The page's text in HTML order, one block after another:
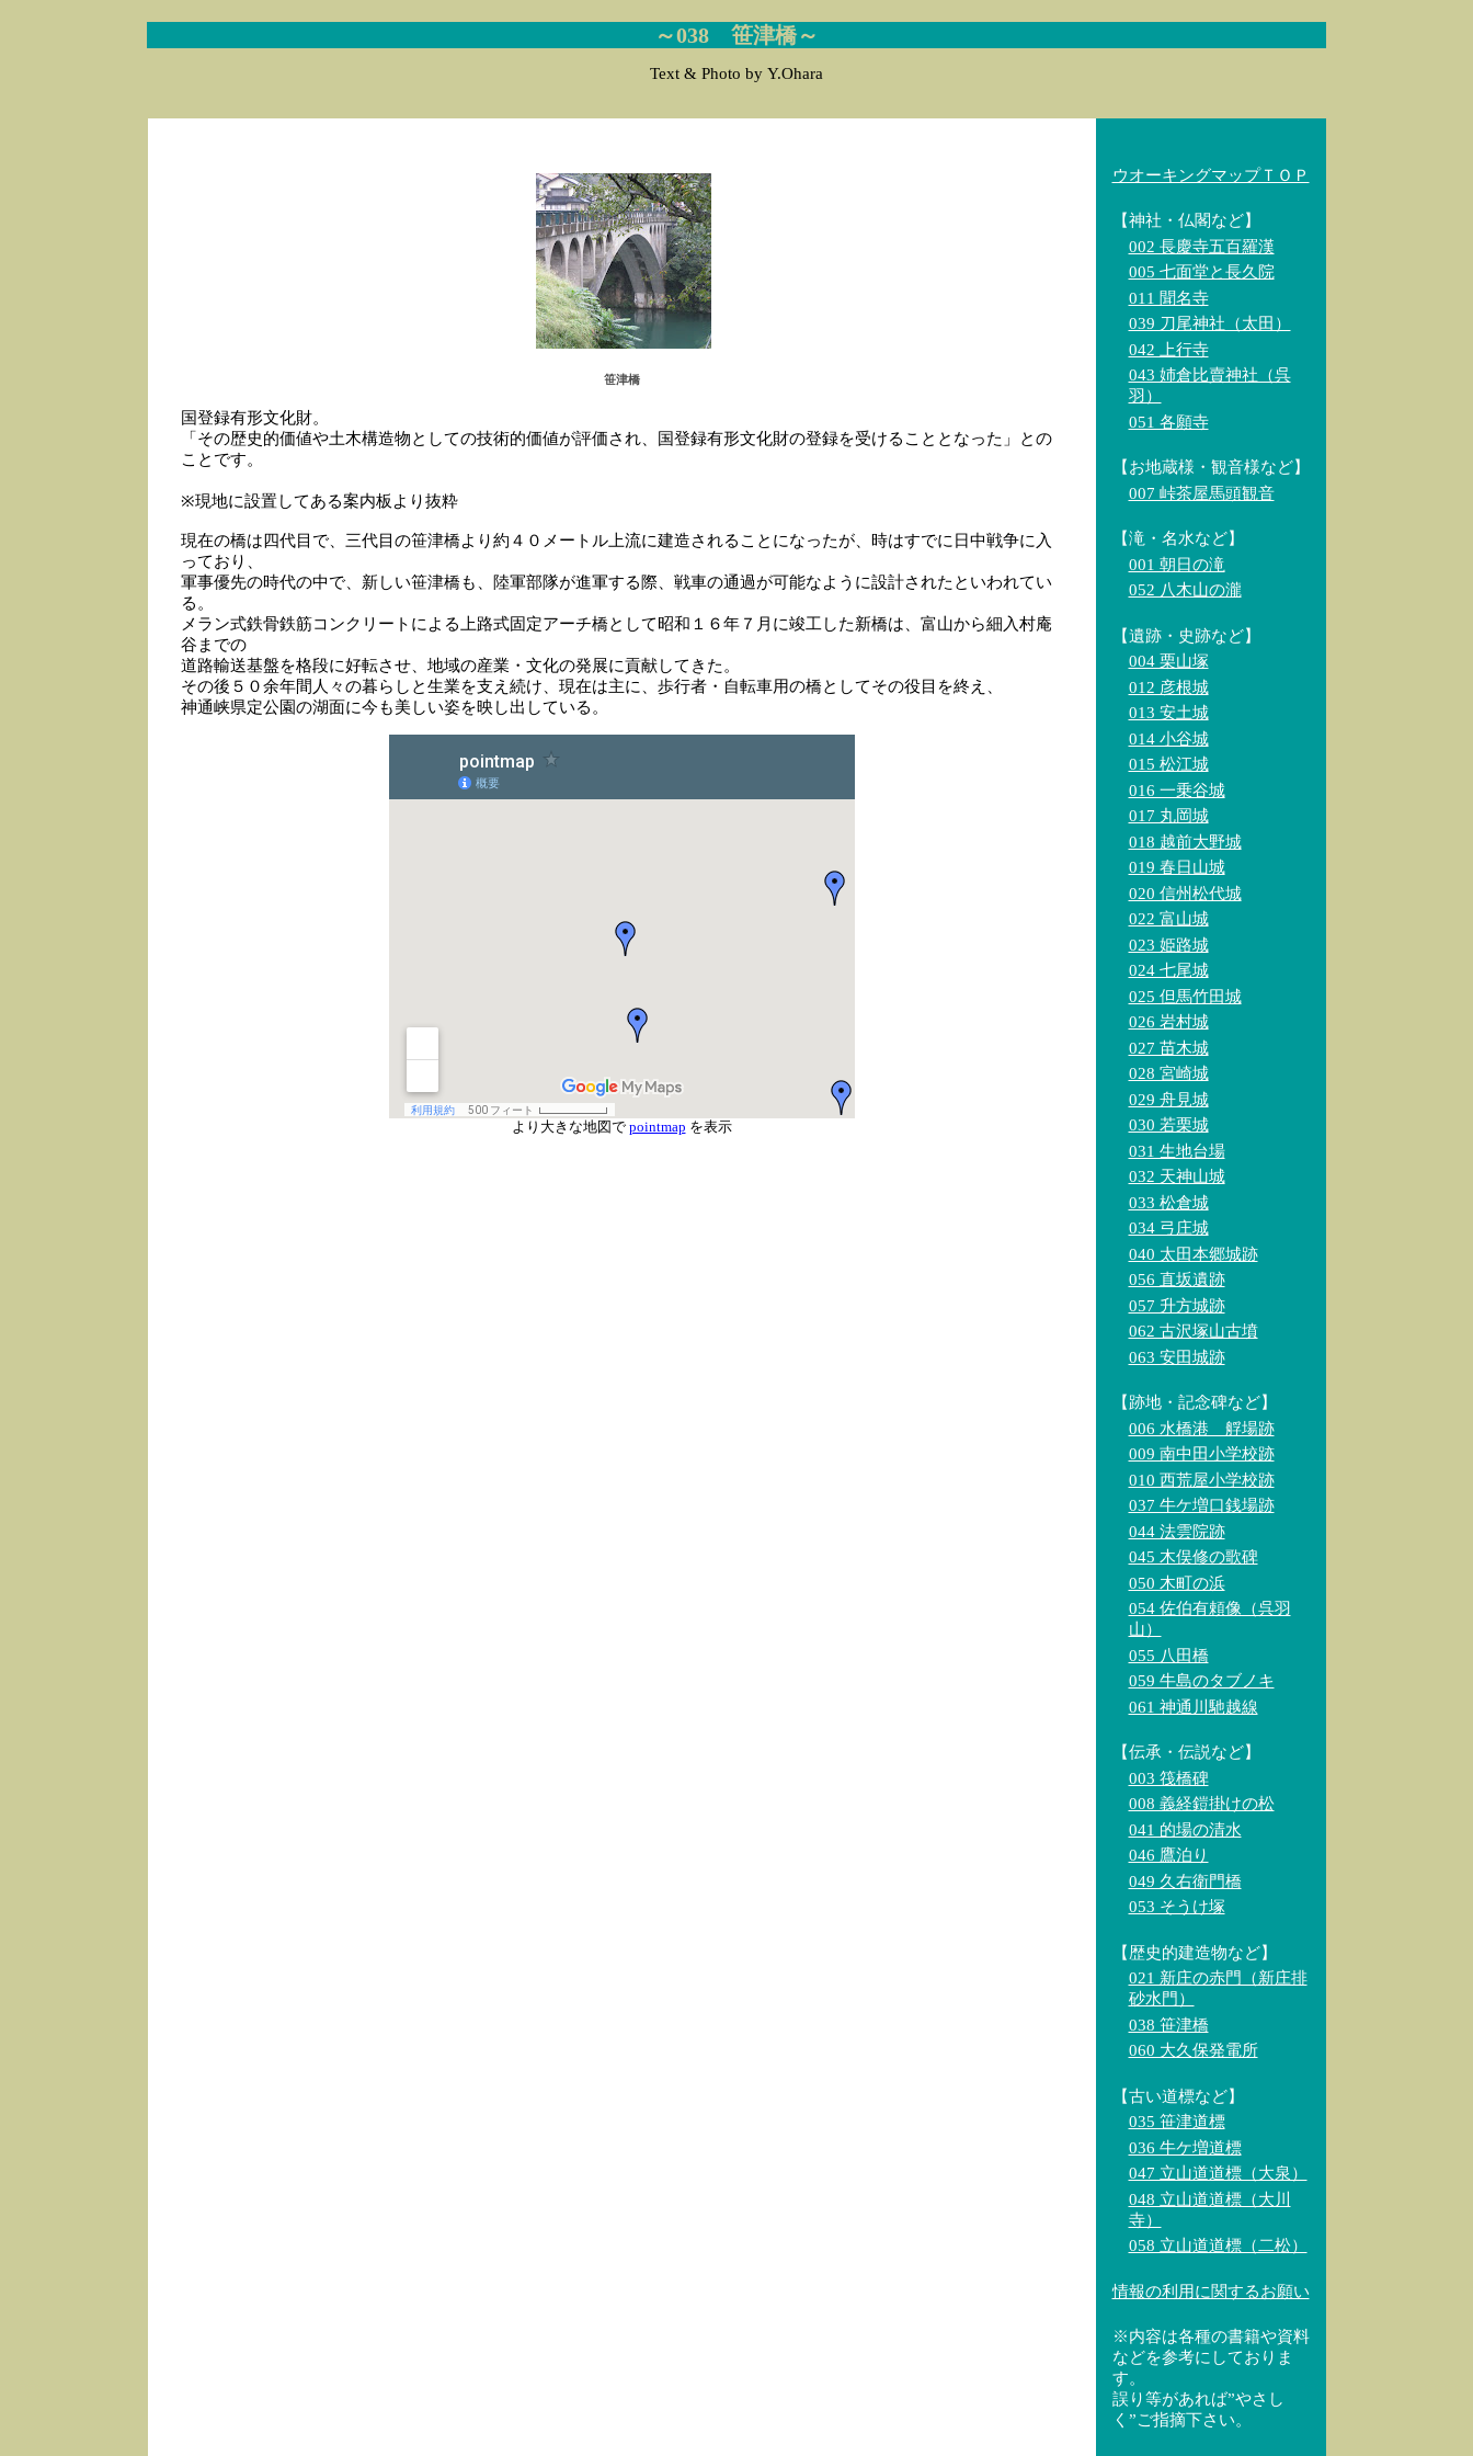
～038 笹津橋～
Text & Photo by Y.Ohara
笹津橋
国登録有形文化財。
「その歴史的価値や土木構造物としての技術的価値が評価され、国登録有形文化財の登録を受けることとなった」との
ことです。
※現地に設置してある案内板より抜粋
現在の橋は四代目で、三代目の笹津橋より約４０メートル上流に建造されることになったが、時はすでに日中戦争に入
っており、
軍事優先の時代の中で、新しい笹津橋も、陸軍部隊が進軍する際、戦車の通過が可能なように設計されたといわれてい
る。
メラン式鉄骨鉄筋コンクリートによる上路式固定アーチ橋として昭和１６年７月に竣工した新橋は、富山から細入村庵
谷までの
道路輸送基盤を格段に好転させ、地域の産業・文化の発展に貢献してきた。
その後５０余年間人々の暮らしと生業を支え続け、現在は主に、歩行者・自転車用の橋としてその役目を終え、
神通峡県定公園の湖面に今も美しい姿を映し出している。
より大きな地図で pointmap を表示
ウオーキングマップＴＯＰ
【神社・仏閣など】
002 長慶寺五百羅漢
005 七面堂と長久院
011 聞名寺
039 刀尾神社（太田）
042 上行寺
043 姉倉比賣神社（呉
羽）
051 各願寺
【お地蔵様・観音様など】
007 峠茶屋馬頭観音
【滝・名水など】
001 朝日の滝
052 八木山の瀧
【遺跡・史跡など】
004 栗山塚
012 彦根城
013 安土城
014 小谷城
015 松江城
016 一乗谷城
017 丸岡城
018 越前大野城
019 春日山城
020 信州松代城
022 富山城
023 姫路城
024 七尾城
025 但馬竹田城
026 岩村城
027 苗木城
028 宮崎城
029 舟見城
030 若栗城
031 生地台場
032 天神山城
033 松倉城
034 弓庄城
040 太田本郷城跡
056 直坂遺跡
057 升方城跡
062 古沢塚山古墳
063 安田城跡
【跡地・記念碑など】
006 水橋港 艀場跡
009 南中田小学校跡
010 西荒屋小学校跡
037 牛ケ増口銭場跡
044 法雲院跡
045 木俣修の歌碑
050 木町の浜
054 佐伯有頼像（呉羽
山）
055 八田橋
059 牛島のタブノキ
061 神通川馳越線
【伝承・伝説など】
003 筏橋碑
008 義経鎧掛けの松
041 的場の清水
046 鷹泊り
049 久右衛門橋
053 そうけ塚
【歴史的建造物など】
021 新庄の赤門（新庄排
砂水門）
038 笹津橋
060 大久保発電所
【古い道標など】
035 笹津道標
036 牛ケ増道標
047 立山道道標（大泉）
048 立山道道標（大川
寺）
058 立山道道標（二松）
情報の利用に関するお願い
※内容は各種の書籍や資料
などを参考にしておりま
す。
誤り等があれば”やさし
く”ご指摘下さい。